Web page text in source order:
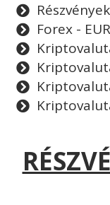
Forex -